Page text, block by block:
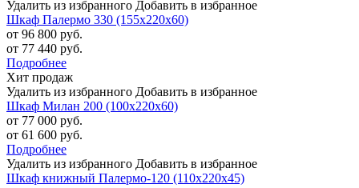
Удалить из избранного Добавить в избранное
Шкаф Палермо 330 (155х220х60)
от 96 800 руб.
от 77 440 руб.
Подробнее
Хит продаж
Удалить из избранного Добавить в избранное
Шкаф Милан 200 (100х220х60)
от 77 000 руб.
от 61 600 руб.
Подробнее
Удалить из избранного Добавить в избранное
Шкаф книжный Палермо-120 (110х220х45)